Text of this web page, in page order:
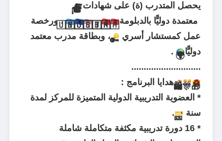
يحصل المتدرب (ة) على شهادات🎓
معتمدة دوليًّا بالدبلومة🇲🇦
🇹🇷
🇬🇧
🇺🇸
🇪🇺
🇺🇳، ورخصة
عمل كمستشار أسري 🔑، وبطاقة مدرب معتمد
دوليًّا🌍
.
............................
🎁
🎊
🛍هدايا البرنامج :
* العضوية التدريبية الدولية المتميزة للمركز لمدة
سنة 🎫
.
* 16 دورة تدريبية مكثفة متكاملة شاملة